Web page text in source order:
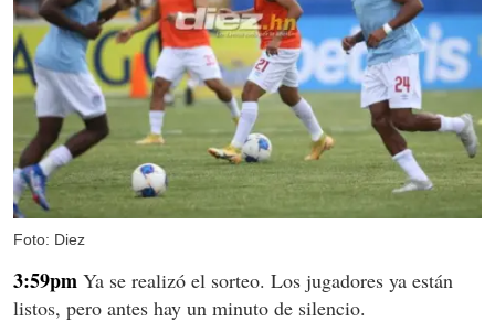
Foto: Diez
3:59pm Ya se realizó el sorteo. Los jugadores ya están
listos, pero antes hay un minuto de silencio.